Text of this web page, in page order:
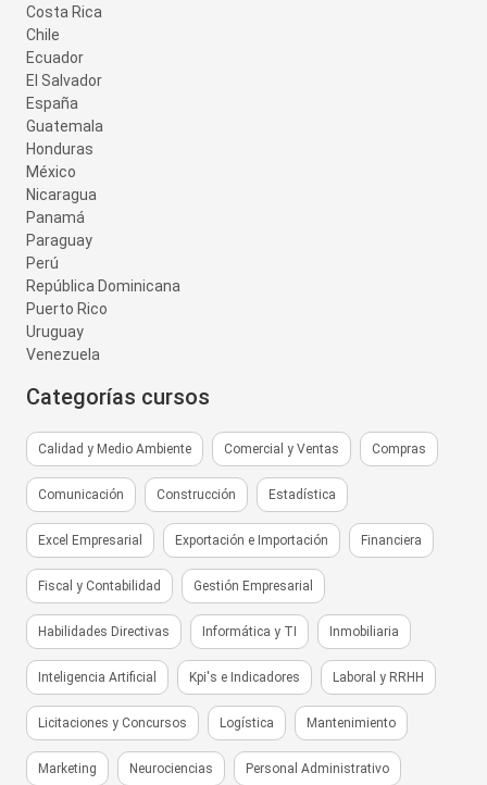
Costa Rica
Chile
Ecuador
El Salvador
España
Guatemala
Honduras
México
Nicaragua
Panamá
Paraguay
Perú
República Dominicana
Puerto Rico
Uruguay
Venezuela
Categorías cursos
Calidad y Medio Ambiente Comercial y Ventas Compras
Comunicación Construcción Estadística
Excel Empresarial Exportación e Importación Financiera
Fiscal y Contabilidad Gestión Empresarial
Habilidades Directivas Informática y TI Inmobiliaria
Inteligencia Artificial Kpi's e Indicadores Laboral y RRHH
Licitaciones y Concursos Logística Mantenimiento
Marketing Neurociencias Personal Administrativo